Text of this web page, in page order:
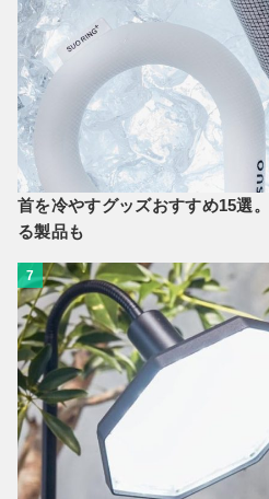
首を冷やすグッズおすすめ15選
る製品も
7